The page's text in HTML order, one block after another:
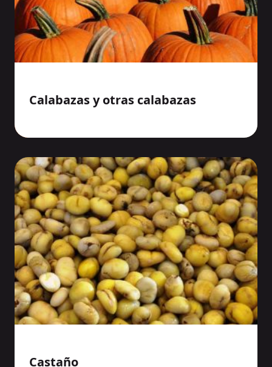
Calabazas y otras calabazas
Castaño